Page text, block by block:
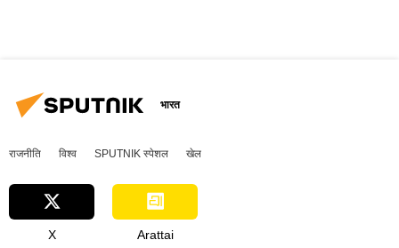
भारत
राजनीति विश्व SPUTNIK स्पेशल खेल
X Arattai